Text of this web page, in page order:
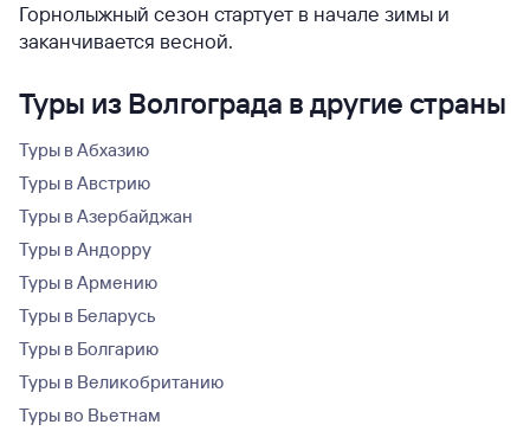
Горнолыжный сезон стартует в начале зимы и
заканчивается весной.
Туры из Волгограда в другие страны
Туры в Абхазию
Туры в Австрию
Туры в Азербайджан
Туры в Андорру
Туры в Армению
Туры в Беларусь
Туры в Болгарию
Туры в Великобританию
Туры во Вьетнам